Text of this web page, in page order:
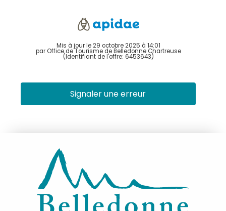
Mis à jour le 29 octobre 2025 à 14:01
par Office de Tourisme de Belledonne Chartreuse
(Identifiant de l'offre: 6453643)
Signaler une erreur